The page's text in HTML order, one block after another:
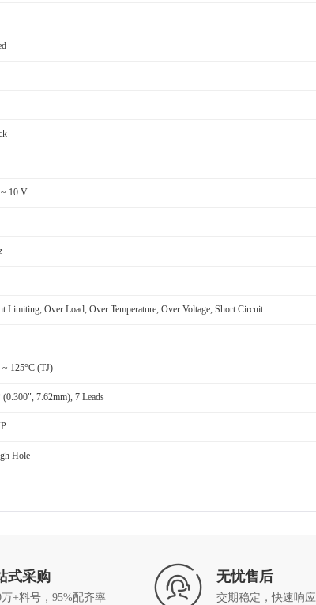
10 V
Limiting, Over Load, Over Temperature, Over Voltage, Short Circuit
~ 125°C (TJ)
7.62mm), 7 Leads
Hole
式采购
万+料号，95%配齐率
无忧售后
交期稳定，快速响应